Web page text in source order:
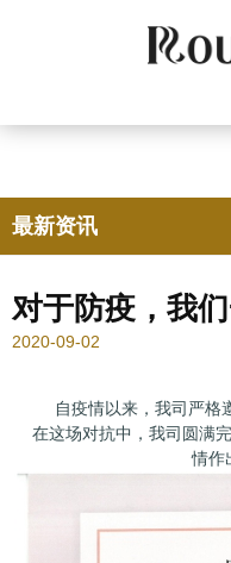
对于防疫，我
2020-09-02
自疫情以来，我司严格
在这场对抗中，我司圆满
情作
最新资讯